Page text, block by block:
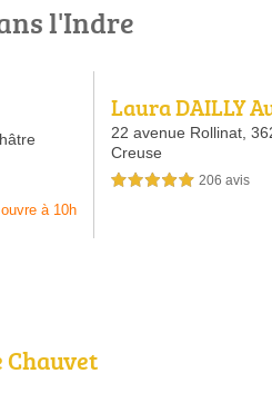
l'Indre
à 10h
Laura DAILLY
22 avenue Rollinat,
Creuse
5,0 étoiles sur 5 206 avis
Chauvet